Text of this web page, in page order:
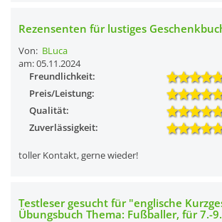
Rezensenten für lustiges
Von: BLuca
am: 05.11.2024
Freundlichkeit:
Preis/Leistung:
Qualität:
Zuverlässigkeit:
toller Kontakt, gerne wieder!
Testleser gesucht für "englische
Übungsbuch Thema: Fußballer, für 7.-